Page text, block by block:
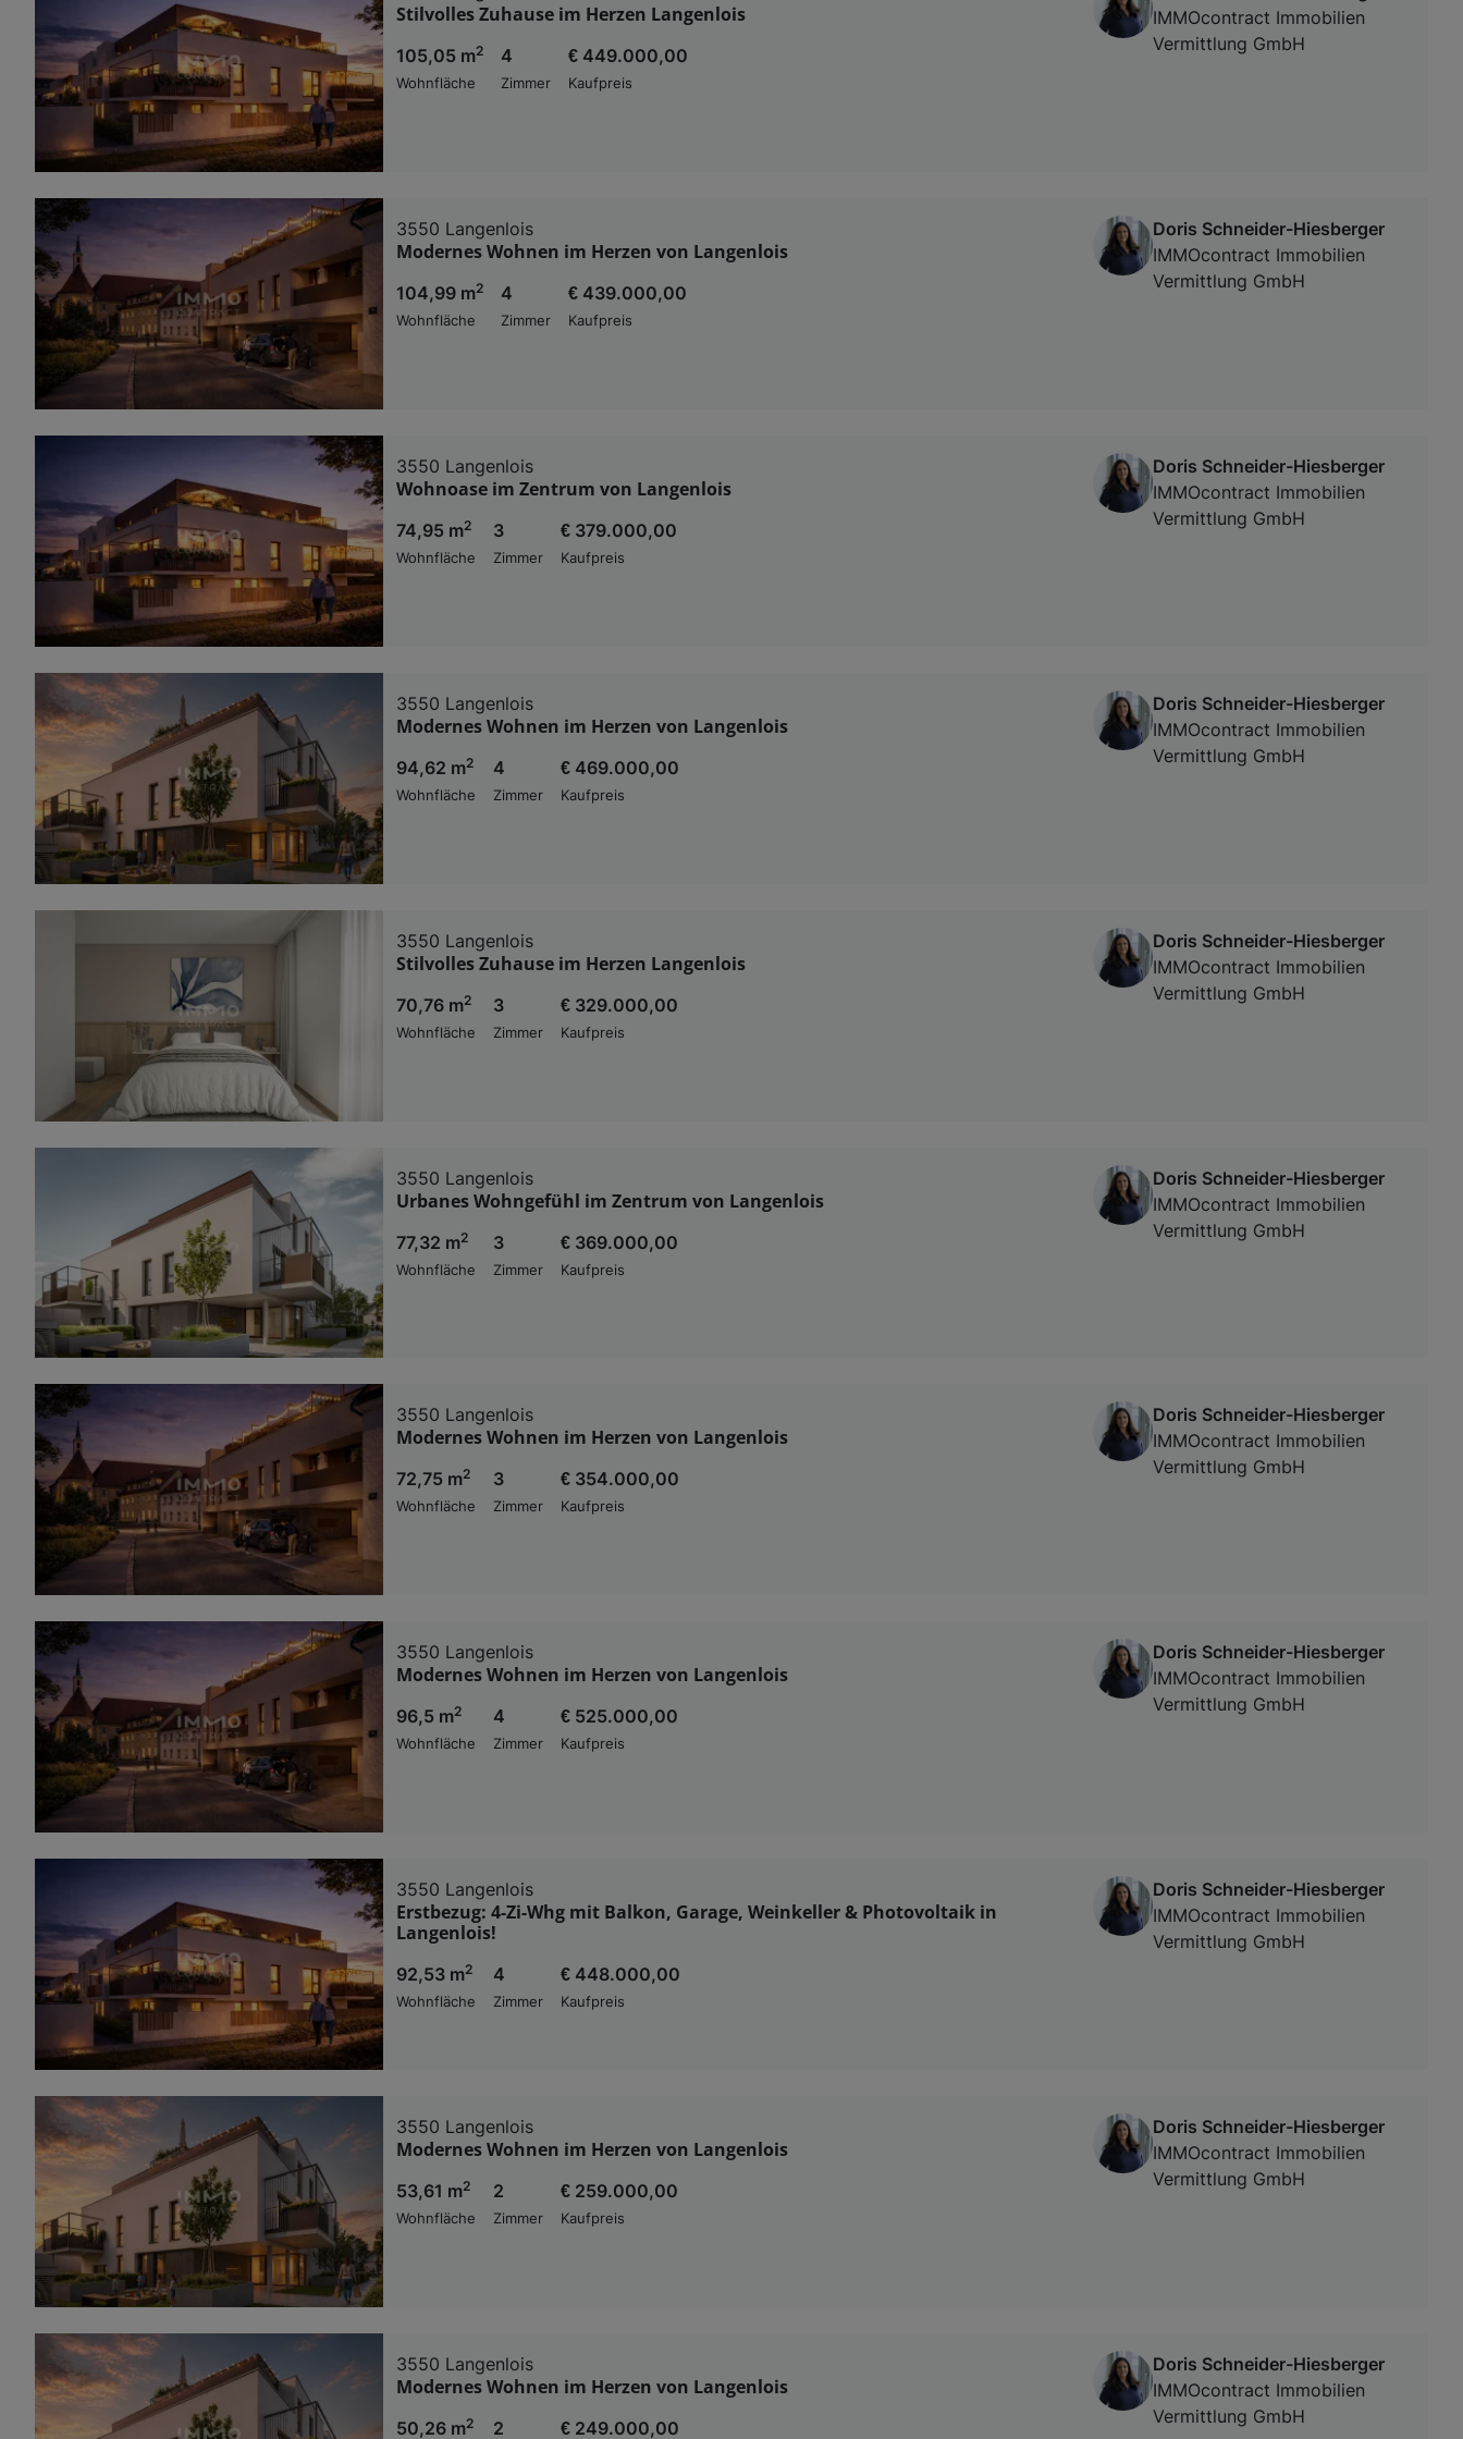
Stilvolles Zuhause im Herzen Langenlois
105,05 m2
Wohnfläche
4
Zimmer
€ 449.000,00
Kaufpreis
IMMOcontract Immobilien
Vermittlung GmbH
3550 Langenlois
Modernes Wohnen im Herzen von Langenlois
104,99 m2
Wohnfläche
4
Zimmer
€ 439.000,00
Kaufpreis
Doris Schneider-Hiesberger
IMMOcontract Immobilien
Vermittlung GmbH
3550 Langenlois
Wohnoase im Zentrum von Langenlois
74,95 m2
Wohnfläche
3
Zimmer
€ 379.000,00
Kaufpreis
Doris Schneider-Hiesberger
IMMOcontract Immobilien
Vermittlung GmbH
3550 Langenlois
Modernes Wohnen im Herzen von Langenlois
94,62 m2
Wohnfläche
4
Zimmer
€ 469.000,00
Kaufpreis
Doris Schneider-Hiesberger
IMMOcontract Immobilien
Vermittlung GmbH
3550 Langenlois
Stilvolles Zuhause im Herzen Langenlois
70,76 m2
Wohnfläche
3
Zimmer
€ 329.000,00
Kaufpreis
Doris Schneider-Hiesberger
IMMOcontract Immobilien
Vermittlung GmbH
3550 Langenlois
Urbanes Wohngefühl im Zentrum von Langenlois
77,32 m2
Wohnfläche
3
Zimmer
€ 369.000,00
Kaufpreis
Doris Schneider-Hiesberger
IMMOcontract Immobilien
Vermittlung GmbH
3550 Langenlois
Modernes Wohnen im Herzen von Langenlois
72,75 m2
Wohnfläche
3
Zimmer
€ 354.000,00
Kaufpreis
Doris Schneider-Hiesberger
IMMOcontract Immobilien
Vermittlung GmbH
3550 Langenlois
Modernes Wohnen im Herzen von Langenlois
96,5 m2
Wohnfläche
4
Zimmer
€ 525.000,00
Kaufpreis
Doris Schneider-Hiesberger
IMMOcontract Immobilien
Vermittlung GmbH
3550 Langenlois
Erstbezug: 4-Zi-Whg mit Balkon, Garage, Weinkeller & Photovoltaik in
Langenlois!
92,53 m2
Wohnfläche
4
Zimmer
€ 448.000,00
Kaufpreis
Doris Schneider-Hiesberger
IMMOcontract Immobilien
Vermittlung GmbH
3550 Langenlois
Modernes Wohnen im Herzen von Langenlois
53,61 m2
Wohnfläche
2
Zimmer
€ 259.000,00
Kaufpreis
Doris Schneider-Hiesberger
IMMOcontract Immobilien
Vermittlung GmbH
3550 Langenlois
Modernes Wohnen im Herzen von Langenlois
50,26 m2 2 € 249.000,00
Doris Schneider-Hiesberger
IMMOcontract Immobilien
Vermittlung GmbH